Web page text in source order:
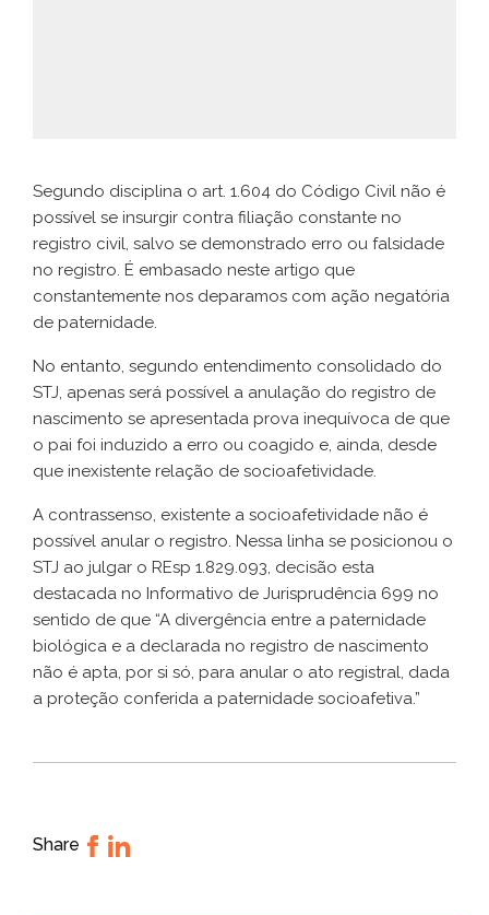
Segundo disciplina o art. 1.604 do Código Civil não é
possível se insurgir contra filiação constante no
registro civil, salvo se demonstrado erro ou falsidade
no registro. É embasado neste artigo que
constantemente nos deparamos com ação negatória
de paternidade.
No entanto, segundo entendimento consolidado do
STJ, apenas será possível a anulação do registro de
nascimento se apresentada prova inequívoca de que
o pai foi induzido a erro ou coagido e, ainda, desde
que inexistente relação de socioafetividade.
A contrassenso, existente a socioafetividade não é
possível anular o registro. Nessa linha se posicionou o
STJ ao julgar o REsp 1.829.093, decisão esta
destacada no Informativo de Jurisprudência 699 no
sentido de que “A divergência entre a paternidade
biológica e a declarada no registro de nascimento
não é apta, por si só, para anular o ato registral, dada
a proteção conferida a paternidade socioafetiva.”
Share